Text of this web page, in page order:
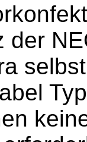
der